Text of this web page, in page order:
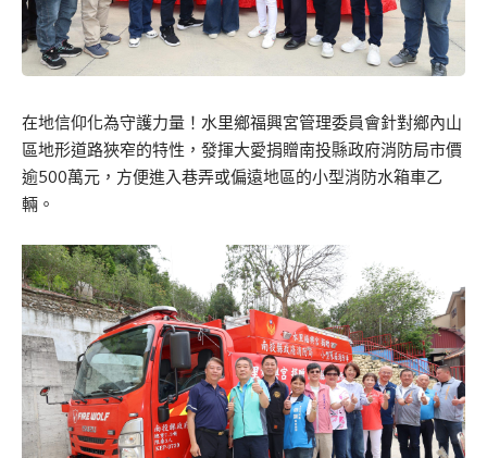
在地信仰化為守護力量！水里鄉福興宮管理委員會針對鄉內山
區地形道路狹窄的特性，發揮大愛捐贈南投縣政府消防局市價
逾500萬元，方便進入巷弄或偏遠地區的小型消防水箱車乙
輛。